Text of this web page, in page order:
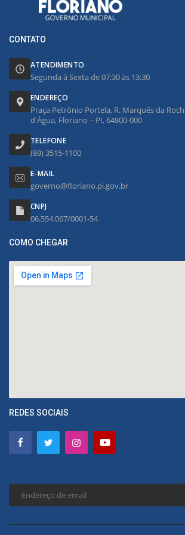
CONTATO
ATENDIMENTO
Segunda à Sexta de 07:30 às 13:30
ENDEREÇO
Praça Petrônio Portela, R. Marquês da
d'Água, Floriano – PI, 64800-000
TELEFONE
(89) 3515-1100
E-MAIL
governo@floriano.pi.gov.br
CNPJ
06.554.067/0001-54
COMO CHEGAR
REDES SOCIAIS